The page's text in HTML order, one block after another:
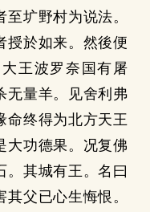
圹野村为说法。
授於如来。然後便
王波罗奈国有屠
无量羊。见舍利弗
命终得为北方天王
大功德果。况复佛
。其城有王。名曰
父已心生悔恨。